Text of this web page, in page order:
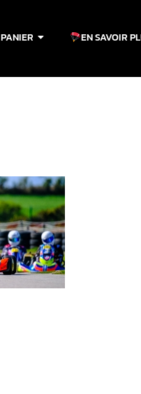
PANIER EN SAVOIR